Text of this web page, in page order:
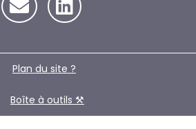
Plan du site ?️
Boîte à outils ⚒️